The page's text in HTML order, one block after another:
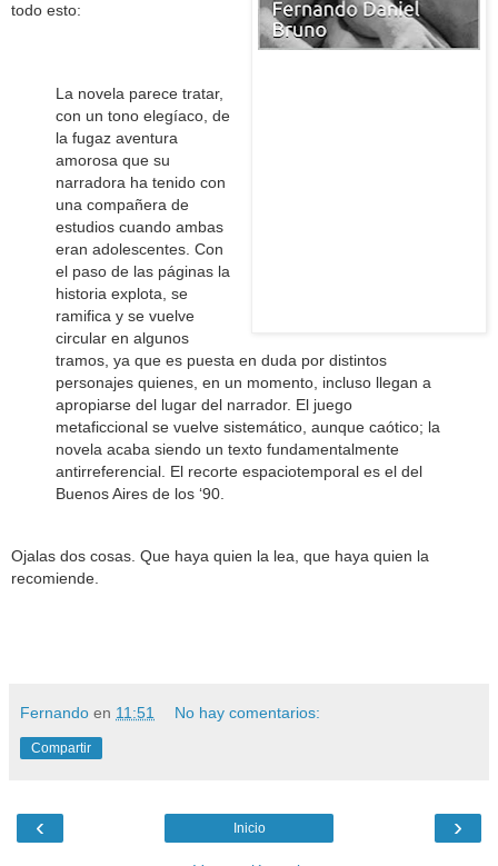
todo esto:
La novela parece tratar,
con un tono elegíaco, de
la fugaz aventura
amorosa que su
narradora ha tenido con
una compañera de
estudios cuando ambas
eran adolescentes. Con
el paso de las páginas la
historia explota, se
ramifica y se vuelve
circular en algunos
tramos, ya que es puesta en duda por distintos
personajes quienes, en un momento, incluso llegan a
apropiarse del lugar del narrador. El juego
metaficcional se vuelve sistemático, aunque caótico; la
novela acaba siendo un texto fundamentalmente
antirreferencial. El recorte espaciotemporal es el del
Buenos Aires de los ‘90.
Ojalas dos cosas. Que haya quien la lea, que haya quien la
recomiende.
Fernando en 11:51 No hay comentarios:
Compartir
‹ ›
Inicio